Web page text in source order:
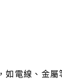
電線、金